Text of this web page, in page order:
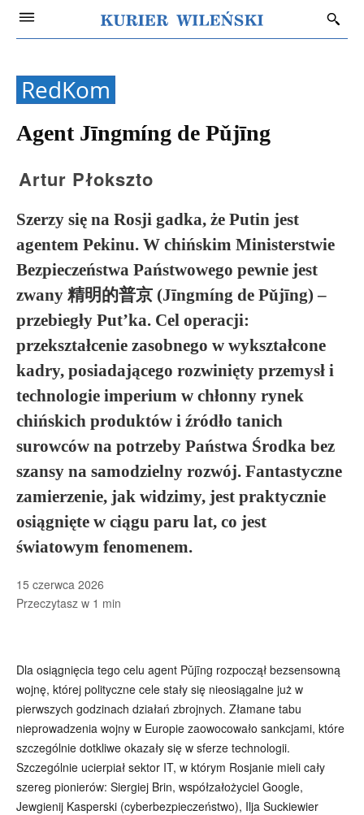
RedKom
Agent Jīngmíng de Pǔjīng
Artur Płokszto
Szerzy się na Rosji gadka, że Putin jest
agentem Pekinu. W chińskim Ministerstwie
Bezpieczeństwa Państwowego pewnie jest
zwany 精明的普京 (Jīngmíng de Pǔjīng) –
przebiegły Put’ka. Cel operacji:
przekształcenie zasobnego w wykształcone
kadry, posiadającego rozwinięty przemysł i
technologie imperium w chłonny rynek
chińskich produktów i źródło tanich
surowców na potrzeby Państwa Środka bez
szansy na samodzielny rozwój. Fantastyczne
zamierzenie, jak widzimy, jest praktycznie
osiągnięte w ciągu paru lat, co jest
światowym fenomenem.
15 czerwca 2026
Przeczytasz w 1 min
Dla osiągnięcia tego celu agent Pǔjīng rozpoczął bezsensowną
wojnę, której polityczne cele stały się nieosiągalne już w
pierwszych godzinach działań zbrojnych. Złamane tabu
nieprowadzenia wojny w Europie zaowocowało sankcjami, które
szczególnie dotkliwe okazały się w sferze technologii.
Szczególnie ucierpiał sektor IT, w którym Rosjanie mieli cały
szereg pionierów: Siergiej Brin, współzałożyciel Google,
Jewgienij Kasperski (cyberbezpieczeństwo), Ilja Suckiewier